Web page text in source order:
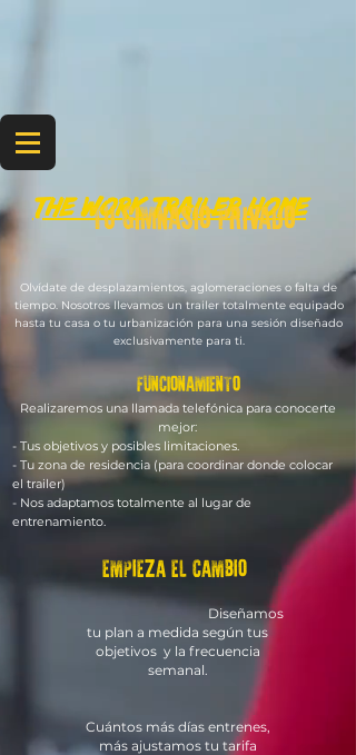
the work trailer HOME
tTU GIMNASIO PRIVADO
Olvídate de desplazamientos, aglomeraciones o falta de
tiempo. Nosotros llevamos un trailer totalmente equipado
hasta tu casa o tu urbanización para una sesión diseñado
exclusivamente para ti.
FUNCIONAMIENTO
Realizaremos una llamada telefónica para conocerte
mejor:
- Tus objetivos y posibles limitaciones.
- Tu zona de residencia (para coordinar donde colocar
el trailer)
- Nos adaptamos totalmente al lugar de
entrenamiento.
EMPIEZA EL CAMBIO
Diseñamos
tu plan a medida según tus
objetivos y la frecuencia
semanal.
Cuántos más días entrenes,
másajustamos tu tarifa